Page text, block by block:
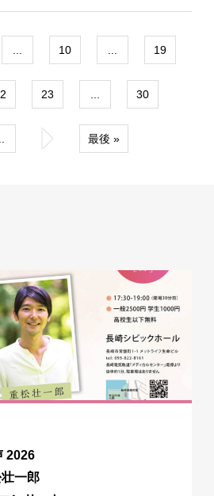
10 19
23 30
» 最後 »
2026
一郎